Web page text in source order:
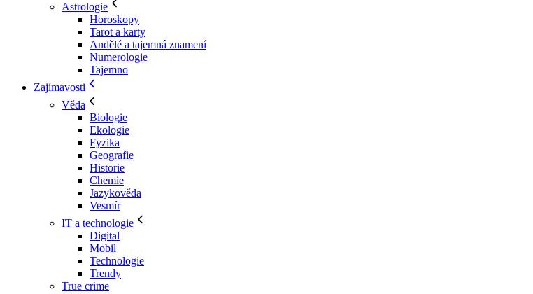
Astrologie
Horoskopy
Tarot a karty
Andělé a tajemná znamení
Numerologie
Tajemno
Zajímavosti
Věda
Biologie
Ekologie
Fyzika
Geografie
Historie
Chemie
Jazykověda
Vesmír
IT a technologie
Digital
Mobil
Technologie
Trendy
True crime